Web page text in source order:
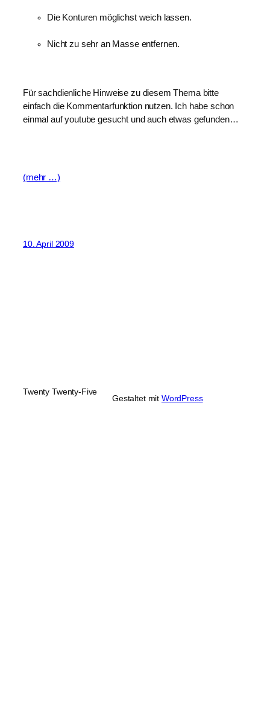
Die Konturen möglichst weich lassen.
Nicht zu sehr an Masse entfernen.
Für sachdienliche Hinweise zu diesem Thema bitte
einfach die Kommentarfunktion nutzen. Ich habe schon
einmal auf youtube gesucht und auch etwas gefunden…
(mehr …)
10. April 2009
Twenty Twenty-Five
Gestaltet mit WordPress